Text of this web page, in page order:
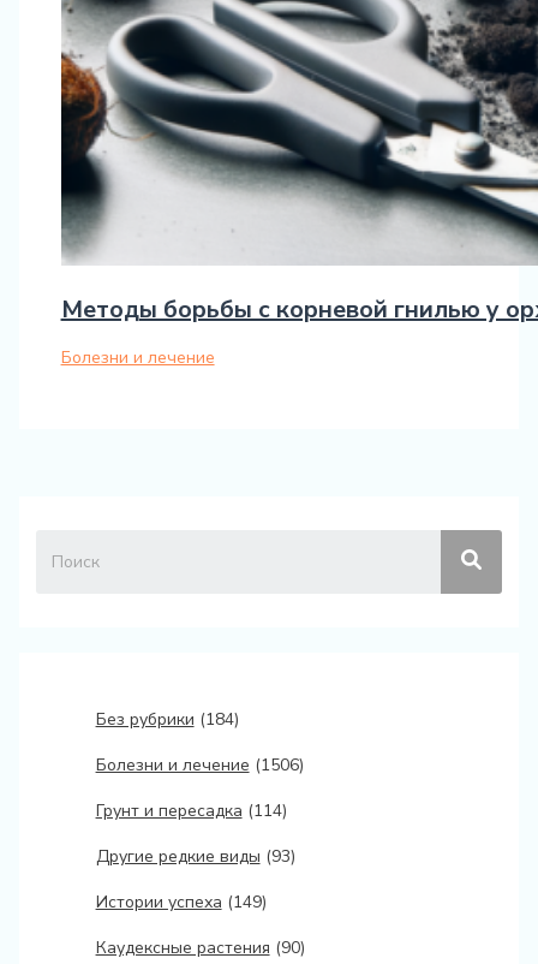
Методы борьбы с корневой гнилью у
Болезни и лечение
Без рубрики (184)
Болезни и лечение (1506)
Грунт и пересадка (114)
Другие редкие виды (93)
Истории успеха (149)
Каудексные растения (90)